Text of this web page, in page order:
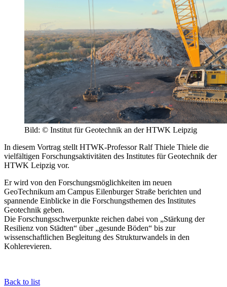
Bild: © Institut für Geotechnik an der HTWK Leipzig
In diesem Vortrag stellt HTWK-Professor Ralf Thiele Thiele die
vielfältigen Forschungsaktivitäten des Institutes für Geotechnik der
HTWK Leipzig vor.
Er wird von den Forschungsmöglichkeiten im neuen
GeoTechnikum am Campus Eilenburger Straße berichten und
spannende Einblicke in die Forschungsthemen des Institutes
Geotechnik geben.
Die Forschungsschwerpunkte reichen dabei von „Stärkung der
Resilienz von Städten“ über „gesunde Böden“ bis zur
wissenschaftlichen Begleitung des Strukturwandels in den
Kohlerevieren.
Back to list